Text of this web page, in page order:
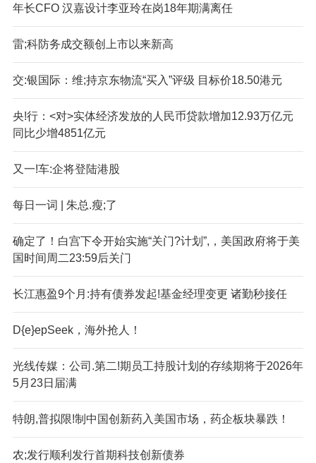
年长CFO 汉嘉设计李亚玲在岗18年期满离任
雷;科防务成交额创上市以来新高
交:银国际：维;持京东物流“买入”评级 目标价18.50港元
央!行：<对>实体经济发放的人民币贷款增加12.93万亿元
同比少增4851亿元
又一!车:企将登陆港股
每日一词 | 朱总.瘦;了
确定了！白宫下令开始实施“关门?计划”,，美国政府将于美
国时间周二23:59后关门
长江惠盈9个月:持有债券发起!基金经理变更 诸勤秒接任
D{e}epSeek，海外抢人！
光线传媒：公司.第二!期员工持股计划的存续期将于2026年
5月23日届满
特朗,普拟限!制中国创新药入美国市场，药企板块暴跌！
农;发行顺利发行首期科技创新债券